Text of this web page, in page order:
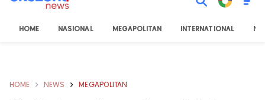
HOME NASIONAL MEGAPOLITAN INTERNATIONAL
HOME NEWS MEGAPOLITAN